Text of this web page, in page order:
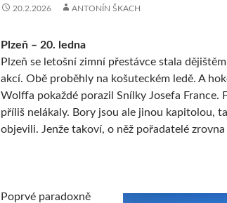
20.2.2026 ANTONÍN ŠKACH
Plzeň – 20. ledna
Plzeň se letošní zimní přestávce stala
akcí. Obě proběhly na košuteckém ledě. A
Wolffa pokaždé porazil Snílky Josefa France.
příliš nelákaly. Bory jsou ale jinou kapitolou,
objevili. Jenže takoví, o něž pořadatelé
Poprvé paradoxně